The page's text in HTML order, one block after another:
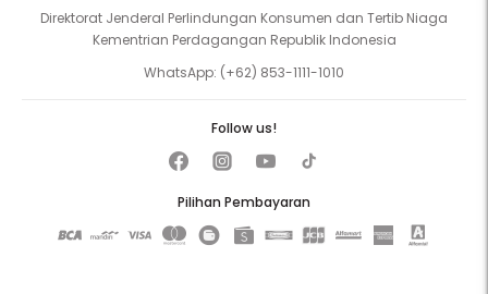
Direktorat Jenderal Perlindungan Konsumen dan Tertib Niaga
Kementrian Perdagangan Republik Indonesia
WhatsApp: (+62) 853-1111-1010
Pilihan Pembayaran
Follow us!